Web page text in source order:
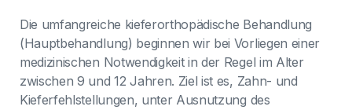
Die umfangreiche kieferorthopädische Behandlung
(Hauptbehandlung) beginnen wir bei Vorliegen einer
medizinischen Notwendigkeit in der Regel im Alter
zwischen 9 und 12 Jahren. Ziel ist es, Zahn- und
Kieferfehlstellungen, unter Ausnutzung des